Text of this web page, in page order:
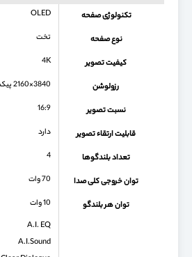
تکنولوژی صفحه OLED
نوع صفحه تخت
کیفیت تصویر 4K
رزولوشن 3840×2160 پیکسل
نسبت تصویر 16:9
قابلیت ارتقاء تصویر دارد
تعداد بلندگوها 4
توان خروجی کلی صدا 70 وات
توان هر بلندگو 10 وات
A.I. EQ
A.I.Sound